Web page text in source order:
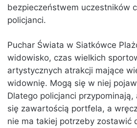
bezpieczeństwem uczestników
policjanci.
Puchar Świata w Siatkówce
widowisko, czas wielkich
artystycznych atrakcji mające
widownię. Mogą się w niej
Dlatego policjanci
się zawartością portfela, a
nie ma takiej potrzeby zostawić